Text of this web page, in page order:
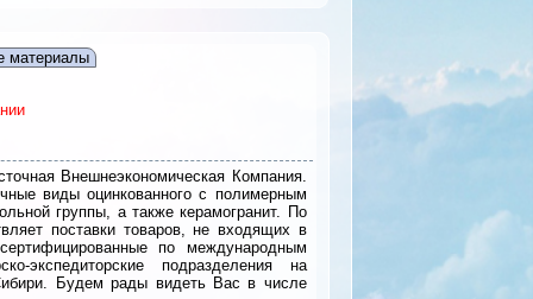
материалы
Внешнеэкономическая Компания.
виды оцинкованного с полимерным
группы, а также керамогранит. По
поставки товаров, не входящих в
по международным
экспедиторские подразделения на
Будем рады видеть Вас в числе